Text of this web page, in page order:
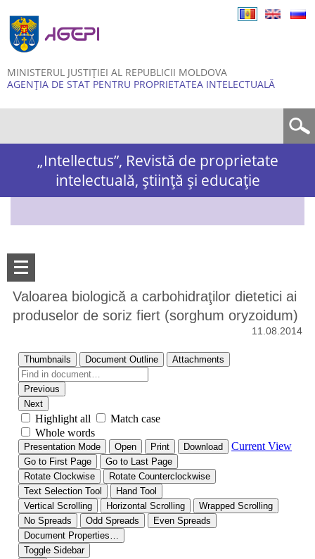
MINISTERUL JUSTIȚIEI AL REPUBLICII MOLDOVA
AGENȚIA DE STAT PENTRU PROPRIETATEA INTELECTUALĂ
„Intellectus”, Revistă de proprietate
intelectuală, știință și educație
Valoarea biologică a carbohidraţilor dietetici ai
produselor de soriz fiert (sorghum oryzoidum)
11.08.2014